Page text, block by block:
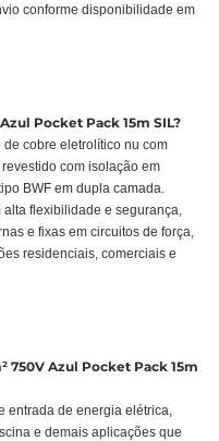
conforme disponibilidade em
Pocket Pack 15m SIL?
cobre eletrolítico nu com
com isolação em
BWF em dupla camada.
flexibilidade e segurança,
e fixas em circuitos de força,
residenciais, comerciais e
750V Azul Pocket Pack 15m
entrada de energia elétrica,
e demais aplicações que